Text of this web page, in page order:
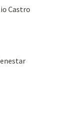
Castro